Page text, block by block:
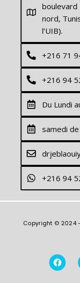
boulevard
nord,
l’UIB).
+216 71
+216 94
Du Lundi
samedi
+216 94
Copyright © 2024
F
a
c